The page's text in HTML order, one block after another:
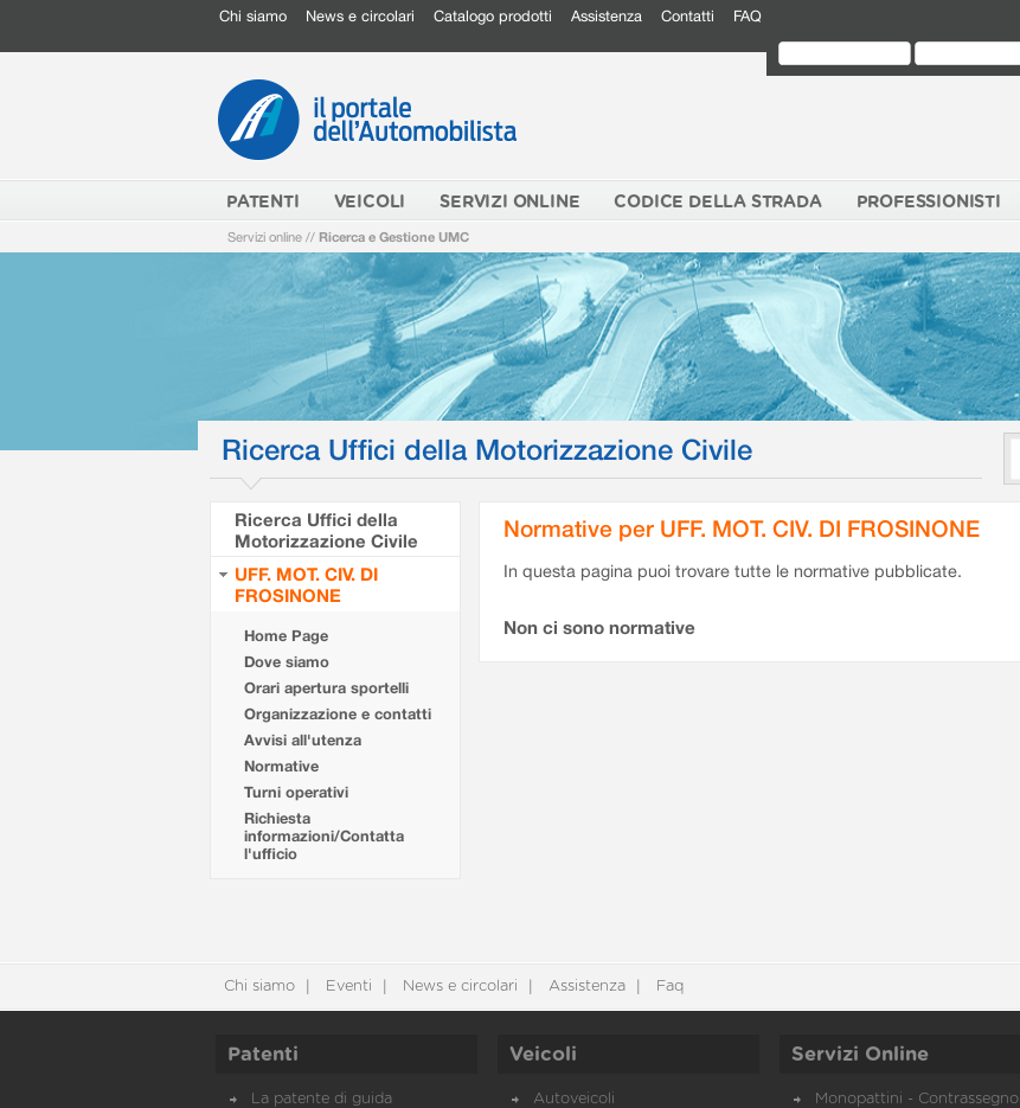
Chi siamo News e circolari Catalogo prodotti Assistenza Contatti FAQ
PATENTI VEICOLI SERVIZI ONLINE CODICE DELLA STRADA PROFESSIONISTI
Servizi online // Ricerca e Gestione UMC
Ricerca Uffici della Motorizzazione Civile
Ricerca Uffici della
Motorizzazione Civile
UFF. MOT. CIV. DI
FROSINONE
Home Page
Dove siamo
Orari apertura sportelli
Organizzazione e contatti
Avvisi all'utenza
Normative
Turni operativi
Richiesta
informazioni/Contatta
l'ufficio
Normative per UFF. MOT. CIV. DI FROSINONE
In questa pagina puoi trovare tutte le normative pubblicate.
Non ci sono normative
Chi siamo Eventi News e circolari Assistenza Faq
Patenti
La patente di guida
Veicoli
Autoveicoli
Servizi Online
Monopattini - Contrassegno